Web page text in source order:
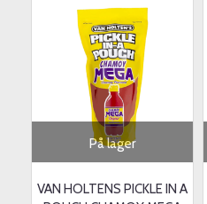
På lager
VAN HOLTENS PICKLE IN A